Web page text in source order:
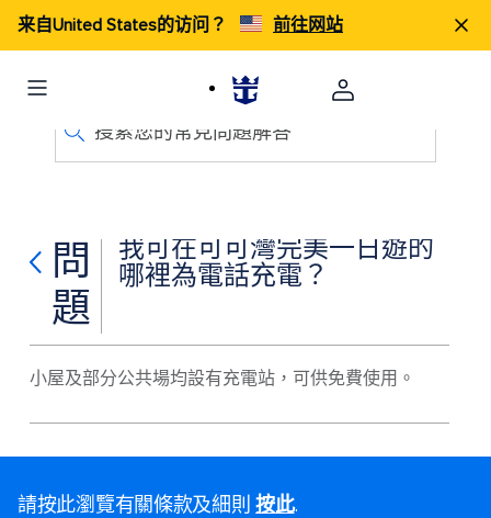
来自United States的访问？ 前往网站
搜索您的常見問題解答
問
題
我可在可可灣完美一日遊的
哪裡為電話充電？
小屋及部分公共場均設有充電站，可供免費使用。
請按此瀏覽有關條款及細則按此.